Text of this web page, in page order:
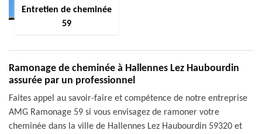
Entretien de cheminée
59
Ramonage de cheminée à Hallennes Lez Haubourdin
assurée par un professionnel
Faites appel au savoir-faire et compétence de notre entreprise
AMG Ramonage 59 si vous envisagez de ramoner votre
cheminée dans la ville de Hallennes Lez Haubourdin 59320 et